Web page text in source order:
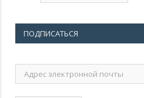
ПОДПИСАТЬСЯ
Адрес
электронной